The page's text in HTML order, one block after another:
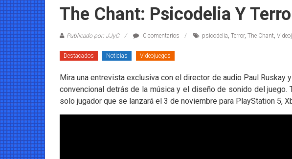
Coleccionables
y
entretenimiento
coleccionistas.
The Chant: Psicodelia Y
Publicado por: JJyC 0 comentarios psicodelia, Terror, The Chant,
Destacados Noticias Videojuegos
Mira una entrevista exclusiva con el director de audio Paul
convencional detrás de la música y el diseño de sonido del juego.
solo jugador que se lanzará el 3 de noviembre para PlayStation 5,